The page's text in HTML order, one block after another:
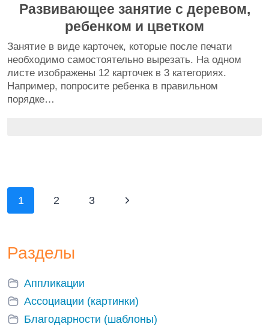
Развивающее занятие с деревом,
ребенком и цветком
Занятие в виде карточек, которые после печати
необходимо самостоятельно вырезать. На одном
листе изображены 12 карточек в 3 категориях.
Например, попросите ребенка в правильном
порядке…
Навигация
по
1 2 3
Следующая
Разделы
Аппликации
Ассоциации (картинки)
Благодарности (шаблоны)